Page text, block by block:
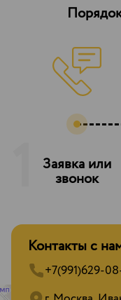
Заявка или
звонок
Контакты с
+7(991)629-